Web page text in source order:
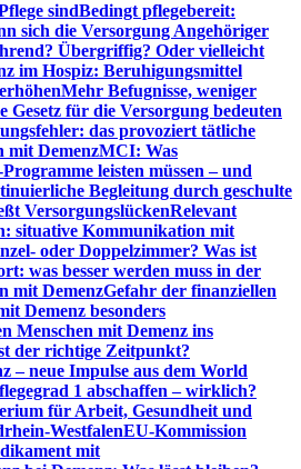
sindBedingt pflegebereit:
sich die Versorgung Angehöriger
Übergriffig? Oder vielleicht
im Hospiz: Beruhigungsmittel
Mehr Befugnisse, weniger
Gesetz für die Versorgung bedeuten
das provoziert tätliche
mit DemenzMCI: Was
leisten müssen – und
Begleitung durch geschulte
VersorgungslückenRelevant
situative Kommunikation mit
oder Doppelzimmer? Was ist
was besser werden muss in der
mit DemenzGefahr der finanziellen
Demenz besonders
Menschen mit Demenz ins
der richtige Zeitpunkt?
– neue Impulse aus dem World
1 abschaffen – wirklich?
für Arbeit, Gesundheit und
WestfalenEU-Kommission
mit